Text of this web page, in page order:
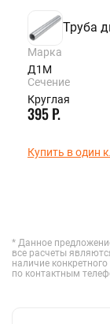
Труба
Марка
Д1М
Сечение
Круглая
395 Р.
Купить в один
* Данное
все расчеты
наличие
по контактным